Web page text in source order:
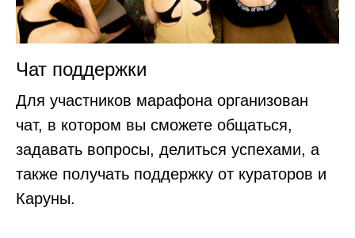
Чат поддержки
Для участников марафона организован
чат, в котором вы сможете общаться,
задавать вопросы, делиться успехами, а
также получать поддержку от кураторов и
Каруны.